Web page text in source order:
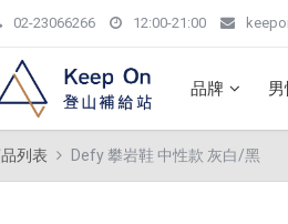
02-23066266 12:00-21:00
品牌 男
列表 Defy 攀岩鞋 中性款 灰白/黑